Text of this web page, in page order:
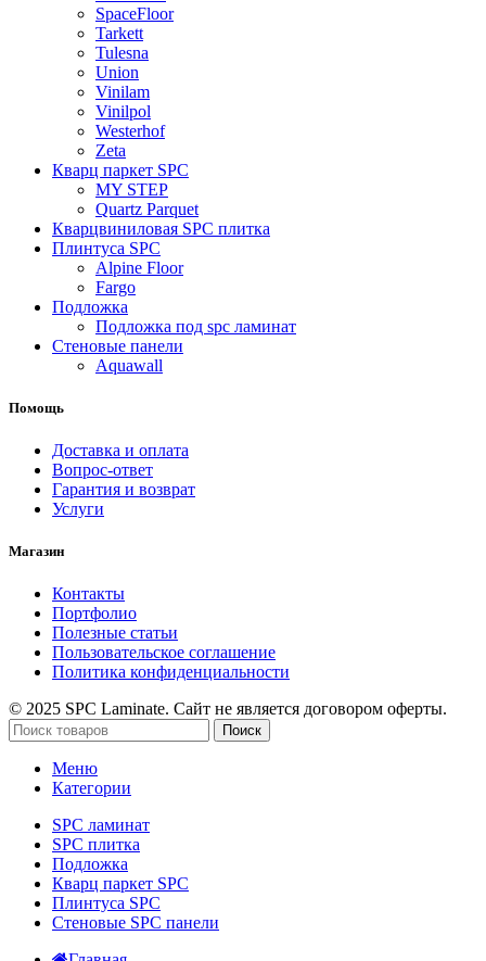
SpaceFloor
Tarkett
Tulesna
Union
Vinilam
Vinilpol
Westerhof
Zeta
Кварц паркет SPC
MY STEP
Quartz Parquet
Кварцвиниловая SPC плитка
Плинтуса SPC
Alpine Floor
Fargo
Подложка
Подложка под spc ламинат
Стеновые панели
Aquawall
Помощь
Доставка и оплата
Вопрос-ответ
Гарантия и возврат
Услуги
Магазин
Контакты
Портфолио
Полезные статьи
Пользовательское соглашение
Политика конфиденциальности
© 2025 SPC Laminate. Сайт не является договором оферты.
Поиск
Меню
Категории
SPC ламинат
SPC плитка
Подложка
Кварц паркет SPC
Плинтуса SPC
Стеновые SPC панели